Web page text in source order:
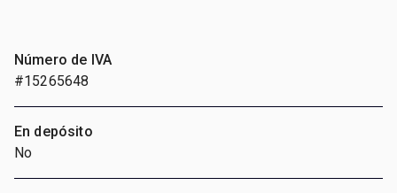
Número de IVA
#15265648
En depósito
No